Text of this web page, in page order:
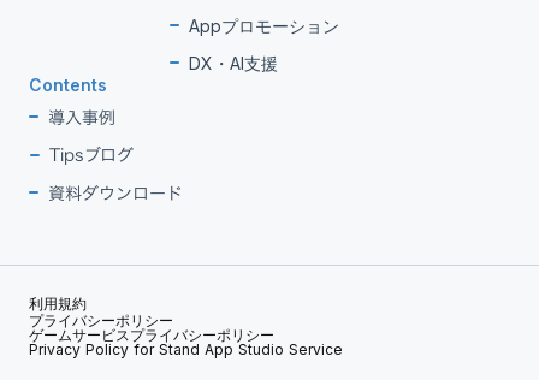
Appプロモーション
DX・AI支援
Contents
導入事例
Tipsブログ
資料ダウンロード
利用規約
プライバシーポリシー
ゲームサービスプライバシーポリシー
Privacy Policy for Stand App Studio Service